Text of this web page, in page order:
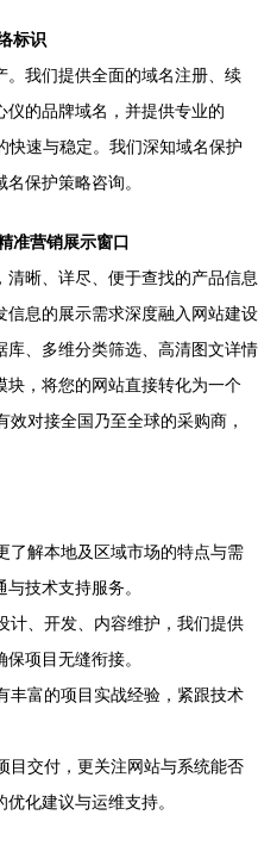
标识
我们提供全面的域名注册、续
仪的品牌域名，并提供专业的
快速与稳定。我们深知域名保护
保护策略咨询。
准营销展示窗口
晰、详尽、便于查找的产品信息
信息的展示需求深度融入网站建设
、多维分类筛选、高清图文详情
，将您的网站直接转化为一个
对接全国乃至全球的采购商，
了解本地及区域市场的特点与需
技术支持服务。
计、开发、内容维护，我们提供
项目无缝衔接。
丰富的项目实战经验，紧跟技术
目交付，更关注网站与系统能否
化建议与运维支持。